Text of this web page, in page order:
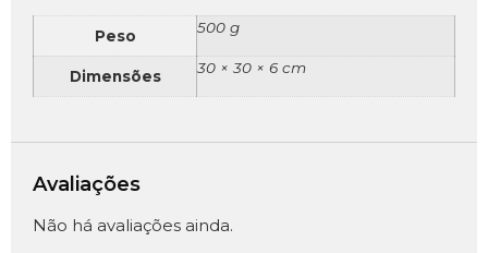
Peso 500 g
Dimensões 30 × 30 × 6 cm
Avaliações
Não há avaliações ainda.